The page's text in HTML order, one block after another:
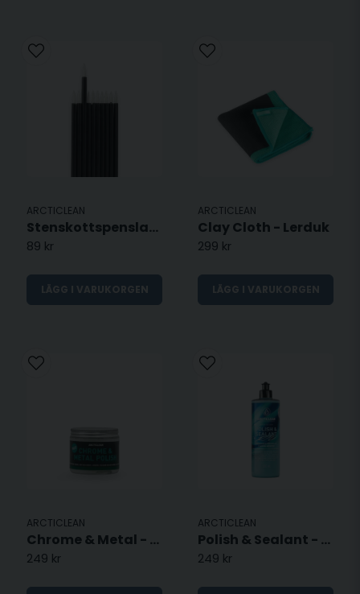
ARCTICLEAN
Stenskottspenslar - 10 st
89 kr
LÄGG I VARUKORGEN
ARCTICLEAN
Clay Cloth - Lerduk
299 kr
LÄGG I VARUKORGEN
ARCTICLEAN
Chrome & Metal - Polish
249 kr
ARCTICLEAN
Polish & Sealant - Vaxpolish
249 kr